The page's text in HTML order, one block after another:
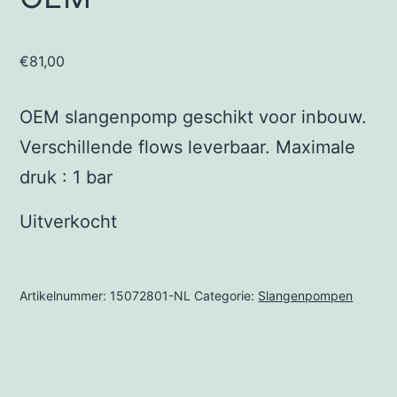
€81,00
OEM slangenpomp geschikt voor inbouw.
Verschillende flows leverbaar. Maximale
druk : 1 bar
Uitverkocht
Artikelnummer: 15072801-NL Categorie: Slangenpompen